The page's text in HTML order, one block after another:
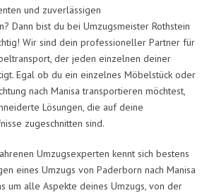
und zuverlässigen
Dann bist du bei Umzugsmeister Rothstein
Wir sind dein professioneller Partner für
der jeden einzelnen deiner
Egal ob du ein einzelnes Möbelstück oder
nach Manisa transportieren möchtest,
Lösungen, die auf deine
zugeschnitten sind.
Umzugsexperten kennt sich bestens
eines Umzugs von Paderborn nach Manisa
um alle Aspekte deines Umzugs, von der